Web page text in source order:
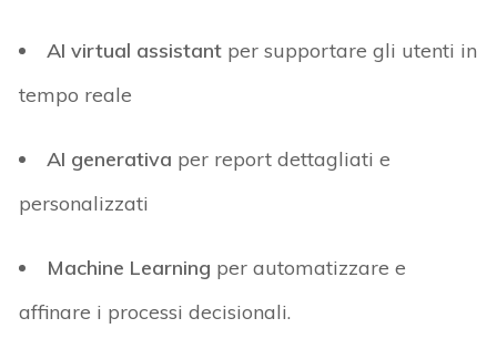
AIvirtual assistant per supportare gli utenti in
tempo reale
AI generativa per report dettagliati e
personalizzati
Machine Learning per automatizzare e
affinare i processi decisionali.